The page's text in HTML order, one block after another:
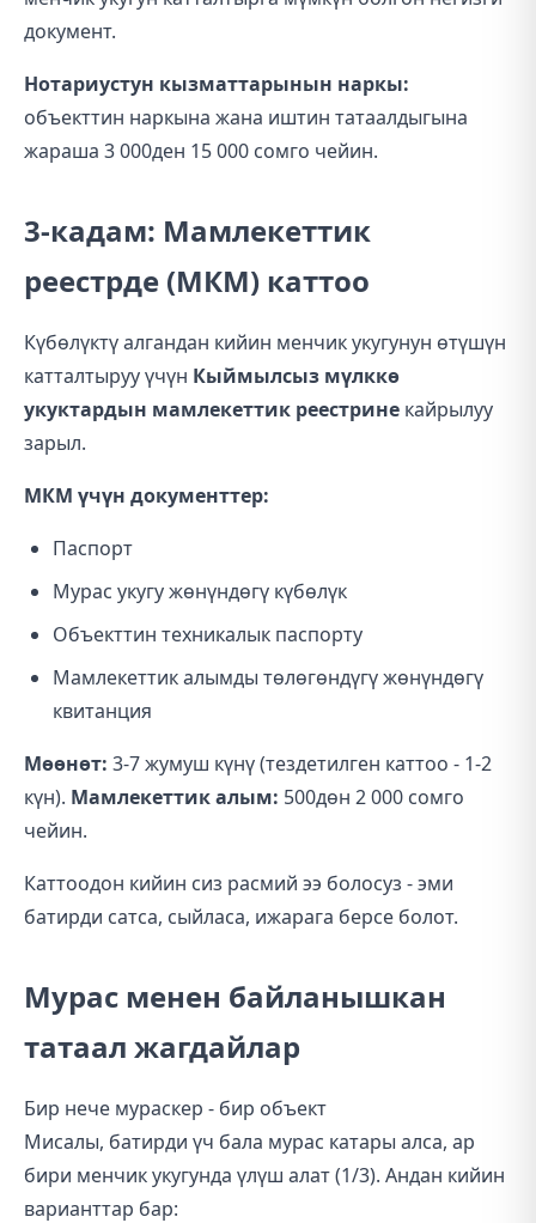
документ.
Нотариустун кызматтарынын наркы:
объекттин наркына жана иштин татаалдыгына
жараша 3 000ден 15 000 сомго чейин.
3-кадам: Мамлекеттик
реестрде (МКМ) каттоо
Күбөлүктү алгандан кийин менчик укугунун өтүшүн
катталтыруу үчүн Кыймылсыз мүлккө
укуктардын мамлекеттик реестрине кайрылуу
зарыл.
МКМ үчүн документтер:
Паспорт
Мурас укугу жөнүндөгү күбөлүк
Объекттин техникалык паспорту
Мамлекеттик алымды төлөгөндүгү жөнүндөгү
квитанция
Мөөнөт: 3-7 жумуш күнү (тездетилген каттоо - 1-2
күн). Мамлекеттик алым: 500дөн 2 000 сомго
чейин.
Каттоодон кийин сиз расмий ээ болосуз - эми
батирди сатса, сыйласа, ижарага берсе болот.
Мурас менен байланышкан
татаал жагдайлар
Бир нече мураскер - бир объект
Мисалы, батирди үч бала мурас катары алса, ар
бири менчик укугунда үлүш алат (1/3). Андан кийин
варианттар бар: